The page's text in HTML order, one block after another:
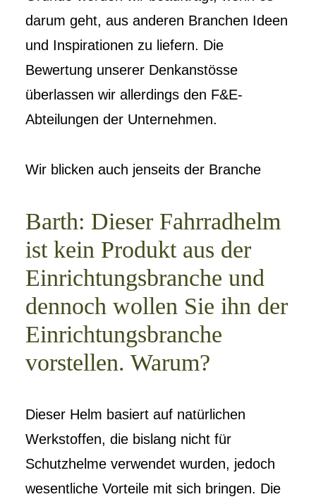
darum geht, aus anderen Branchen Ideen
und Inspirationen zu liefern. Die
Bewertung unserer Denkanstösse
überlassen wir allerdings den F&E-
Abteilungen der Unternehmen.
Wir blicken auch jenseits der Branche
Barth: Dieser Fahrradhelm
ist kein Produkt aus der
Einrichtungsbranche und
dennoch wollen Sie ihn der
Einrichtungsbranche
vorstellen. Warum?
Dieser Helm basiert auf natürlichen
Werkstoffen, die bislang nicht für
Schutzhelme verwendet wurden, jedoch
wesentliche Vorteile mit sich bringen. Die